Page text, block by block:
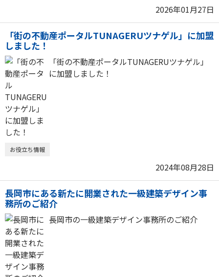
2026年01月27日
「街の不動産ポータルTUNAGERUツナゲル」に加盟
しました！
「街の不動産ポータルTUNAGERUツナゲル」
に加盟しました！
お役立ち情報
2024年08月28日
長岡市にある新たに開業された一級建築デザイン事
務所のご紹介
長岡市の一級建築デザイン事務所のご紹介